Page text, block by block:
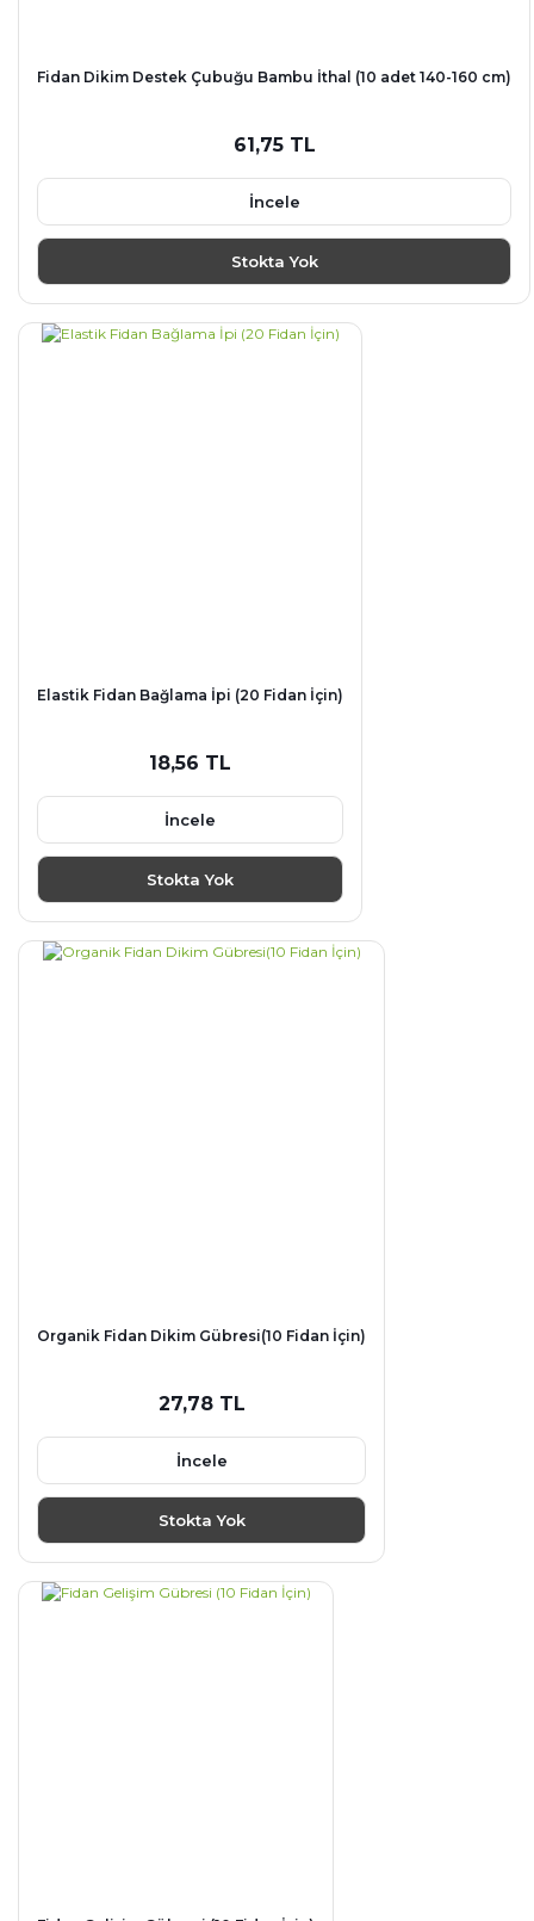
Fidan Dikim Destek Çubuğu Bambu İthal (10 adet 140-160 cm)
61,75 TL
İncele
Stokta Yok
Elastik Fidan Bağlama İpi (20 Fidan İçin)
18,56 TL
İncele
Stokta Yok
Organik Fidan Dikim Gübresi(10 Fidan İçin)
27,78 TL
İncele
Stokta Yok